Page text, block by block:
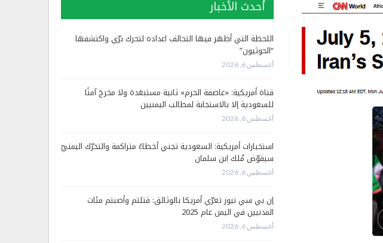
أحدث الأخبار
اللحظة التي أظهر فيها التحالف اعداده لتحرك برّي واكتشفها
“الحوثيون”
أغسطس 6, 2026
قناة أمريكية: «عاصفة الحزم» ثانية مستبعَدة ولا مخرجَ آمنًا
للسعودية إلا بالاستجابة لمطالب اليمنيين
أغسطس 6, 2026
استخبارات أمريكية: السعودية تجني أخطاءً متراكمة والتحرّك اليمنيّ
سيقوّض مُلك ابن سلمان
أغسطس 6, 2026
إن بي سي نيوز تعرّي أمريكا بالوثائق: قتلتم وأصبتم مئات
المدنيين في اليمن عام 2025
أغسطس 6, 2026